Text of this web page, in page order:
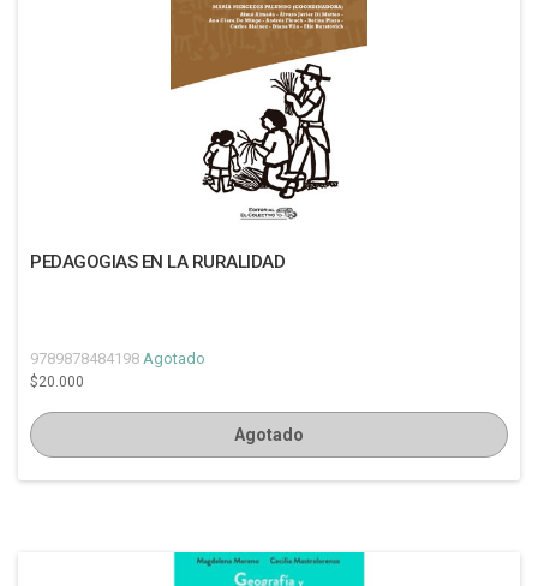
PEDAGOGIAS EN LA RURALIDAD
9789878484198 Agotado
$20.000
Agotado